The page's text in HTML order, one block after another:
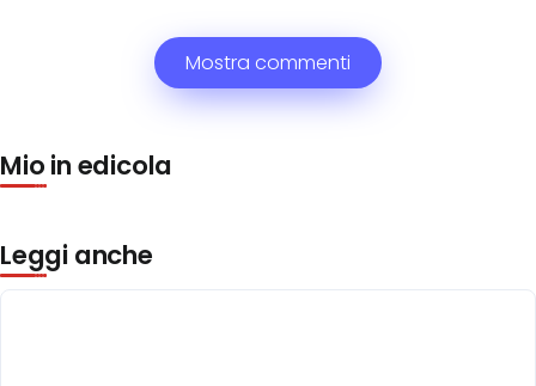
Mostra commenti
Mio in edicola
Leggi anche